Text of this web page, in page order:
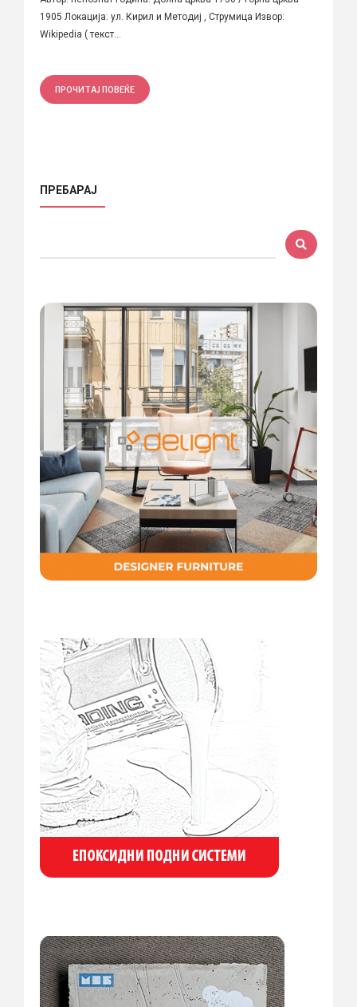
1905 Локација: ул. Кирил и Методиј , Струмица Извор:
Wikipedia ( текст...
ПРОЧИТАЈ ПОВЕЌЕ
ПРЕБАРАЈ